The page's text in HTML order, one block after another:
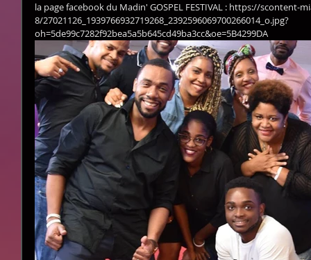
la page facebook du Madin' GOSPEL FESTIVAL : https://scontent-
8/27021126_1939766932719268_2392596069700266014_o.jpg?
oh=5de99c7282f92bea5a5b645cd49ba3cc&oe=5B4299DA